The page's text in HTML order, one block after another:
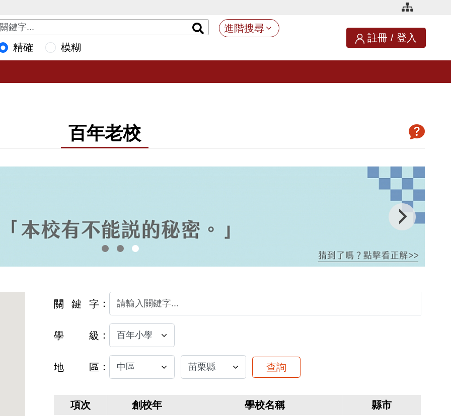
進階搜尋
精確
模糊
註冊 / 登入
百年老校
關鍵字
學級
地區 查詢
項次 創校年 學校名稱
縣市